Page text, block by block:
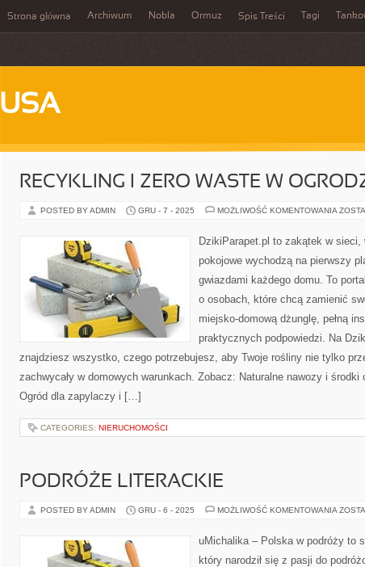
Strona główna Archiwum Nobla Ormuz Spis Treści Tagi
USA
RECYKLING I ZERO WASTE W
POSTED BY ADMIN GRU - 7 - 2025 MOŻLIWOŚĆ KOMENTOWANIA
WASTE
W
DzikiParapet.pl to zakątek w
pokojowe wychodzą na pierwszy
gwiazdami każdego domu. To
o osobach, które chcą zamienić
miejsko-domową dżunglę, pełną
praktycznych podpowiedzi. Na
znajdziesz wszystko, czego potrzebujesz, aby Twoje rośliny nie tylko
zachwycały w domowych warunkach. Zobacz: Naturalne nawozy i środki
Ogród dla zapylaczy i […]
CATEGORIES: NIERUCHOMOŚCI
PODRÓŻE LITERACKIE
POSTED BY ADMIN GRU - 6 - 2025 MOŻLIWOŚĆ KOMENTOWANIA
uMichalika – Polska w podróży to
który narodził się z pasji do